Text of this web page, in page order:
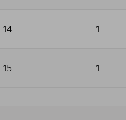
14 1
15 1